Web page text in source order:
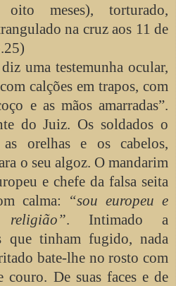
meses), torturado,
na cruz aos 11 de
uma testemunha ocular,
calções em trapos, com
e as mãos amarradas”.
do Juiz. Os soldados o
orelhas e os cabelos,
o seu algoz. O mandarim
e chefe da falsa seita
calma:
“sou europeu e
. Intimado a
que tinham fugido, nada
bate-lhe no rosto com
couro. De suas faces e de